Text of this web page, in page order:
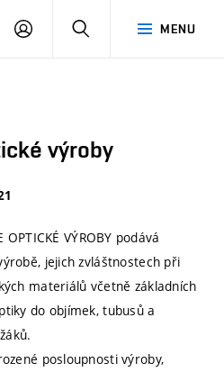
MENU
PŘIHLÁSIT
výroby
VÝROBY podává
jejich zvláštnostech při
materiálů včetně základních
do objímek, tubusů a
posloupnosti výroby,